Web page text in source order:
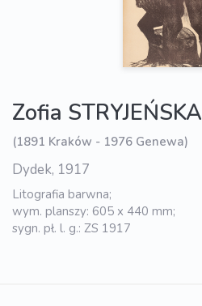
Zofia STRYJEŃSKA
(1891 Kraków - 1976 Genewa)
Dydek, 1917
Litografia barwna;
wym. planszy: 605 x 440 mm;
sygn. pł. l. g.: ZS 1917